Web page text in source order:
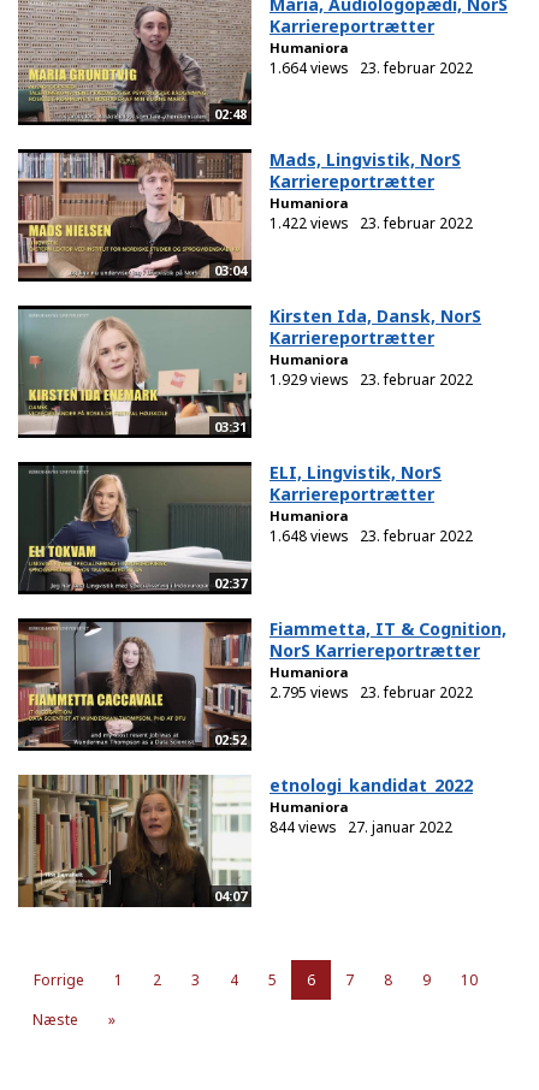
02:48
Karriereportrætter
Humaniora
1.664 views 23. februar 2022
03:04
Mads, Lingvistik, NorS
Karriereportrætter
Humaniora
1.422 views 23. februar 2022
03:31
Kirsten Ida, Dansk, NorS
Karriereportrætter
Humaniora
1.929 views 23. februar 2022
02:37
ELI, Lingvistik, NorS
Karriereportrætter
Humaniora
1.648 views 23. februar 2022
02:52
Fiammetta, IT & Cognition,
NorS Karriereportrætter
Humaniora
2.795 views 23. februar 2022
04:07
etnologi_kandidat_2022
Humaniora
844 views 27. januar 2022
Forrige 1 2 3 4 5 6 7 8 9
10
Næste
»